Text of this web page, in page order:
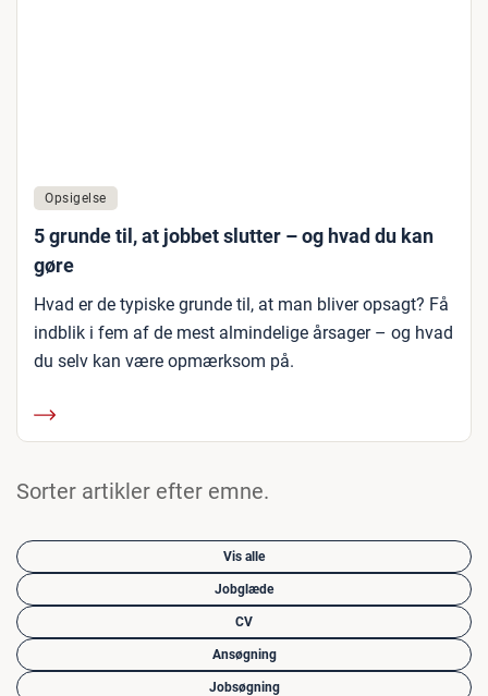
Opsigelse
5 grunde til, at jobbet slutter – og hvad du kan
gøre
Hvad er de typiske grunde til, at man bliver opsagt? Få
indblik i fem af de mest almindelige årsager – og hvad
du selv kan være opmærksom på.
Sorter artikler efter emne.
Vis alle
Jobglæde
CV
Ansøgning
Jobsøgning